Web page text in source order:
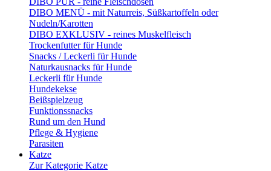
DIBO MENÜ - mit Naturreis, Süßkartoffeln oder
Nudeln/Karotten
DIBO EXKLUSIV - reines Muskelfleisch
Trockenfutter für Hunde
Snacks / Leckerli für Hunde
Naturkausnacks für Hunde
Leckerli für Hunde
Hundekekse
Beißspielzeug
Funktionssnacks
Rund um den Hund
Pflege & Hygiene
Parasiten
Katze
Zur Kategorie Katze